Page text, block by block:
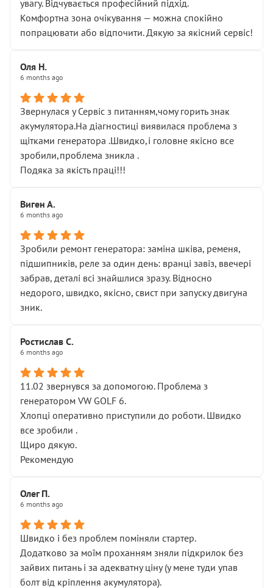
увагу. Відчувається професійний підхід.
Комфортна зона очікування — можна спокійно
попрацювати або відпочити. Дякую за якісний сервіс!
Оля Н.
6 months ago
Звернулася у Сервіс з питанням,чому горить знак
акумулятора.На діагностиці виявилася проблема з
щітками генератора .Швидко,і головне якісно все
зробили,проблема зникла .
Подяка за якість праці!!!
Виген А.
6 months ago
Зробили ремонт генератора: заміна шківа, ременя,
підшипників, реле за один день: вранці завіз, ввечері
забрав, деталі всі знайшлися зразу. Відносно
недорого, швидко, якісно, свист при запуску двигуна
зник.
Ростислав С.
6 months ago
11.02 звернувся за допомогою. Проблема з
генератором VW GOLF 6.
Хлопці оперативно приступили до роботи. Швидко
все зробили .
Щиро дякую.
Рекомендую
Олег П.
6 months ago
Швидко і без проблем поміняли стартер.
Додатково за моїм проханням зняли підкрилок без
зайвих питань і за адекватну ціну (у мене туди упав
болт від кріплення акумулятора).